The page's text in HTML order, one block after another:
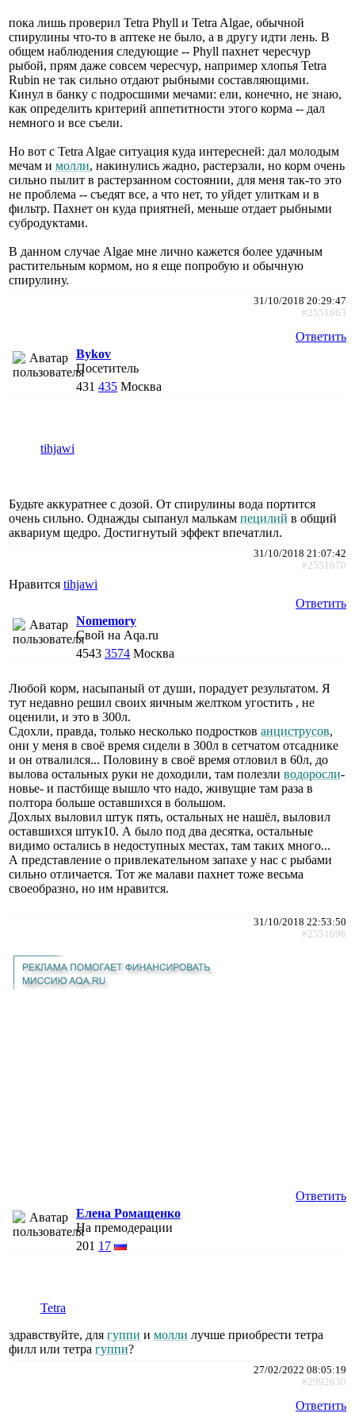
пока лишь проверил Tetra Phyll и Tetra Algae, обычной
спирулины что-то в аптеке не было, а в другу идти лень. В
общем наблюдения следующие -- Phyll пахнет чересчур
рыбой, прям даже совсем чересчур, например хлопья Tetra
Rubin не так сильно отдают рыбными составляющими.
Кинул в банку с подросшими мечами: ели, конечно, не знаю,
как определить критерий аппетитности этого корма -- дал
немного и все съели.
Но вот с Tetra Algae ситуация куда интересней: дал молодым
мечам и молли, накинулись жадно, растерзали, но корм очень
сильно пылит в растерзанном состоянии, для меня так-то это
не проблема -- съедят все, а что нет, то уйдет улиткам и в
фильтр. Пахнет он куда приятней, меньше отдает рыбными
субродуктами.
В данном случае Algae мне лично кажется более удачным
растительным кормом, но я еще попробую и обычную
спирулину.
31/10/2018 20:29:47
#2551663
Ответить
Bykov
Посетитель
431 435 Москва
tihjawi
Будьте аккуратнее с дозой. От спирулины вода портится
очень сильно. Однажды сыпанул малькам пецилий в общий
аквариум щедро. Достигнутый эффект впечатлил.
31/10/2018 21:07:42
#2551670
Нравится tihjawi
Ответить
Nomemory
Свой на Aqa.ru
4543 3574 Москва
Любой корм, насыпаный от души, порадует результатом. Я
тут недавно решил своих яичным желтком угостить , не
оценили, и это в 300л.
Сдохли, правда, только несколько подростков анциструсов,
они у меня в своё время сидели в 300л в сетчатом отсаднике
и он отвалился... Половину в своё время отловил в 60л, до
вылова остальных руки не доходили, там полезли водоросли-
новье- и пастбище вышло что надо, живущие там раза в
полтора больше оставшихся в большом.
Дохлых выловил штук пять, остальных не нашёл, выловил
оставшихся штук10. А было под два десятка, остальные
видимо остались в недоступных местах, там таких много...
А представление о привлекательном запахе у нас с рыбами
сильно отличается. Тот же малави пахнет тоже весьма
своеобразно, но им нравится.
31/10/2018 22:53:50
#2551696
Ответить
Елена Ромащенко
На премодерации
201 17
Tetra
здравствуйте, для гуппи и молли лучше приобрести тетра
филл или тетра гуппи?
27/02/2022 08:05:19
#2992630
Ответить